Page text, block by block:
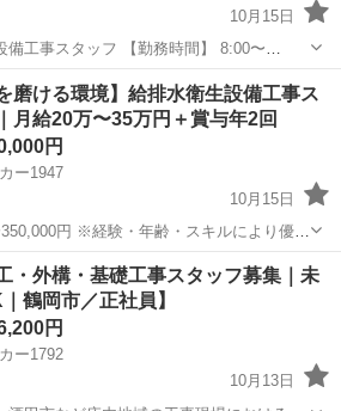
10月15日
フ 【勤務時間】 8:00〜
など、さまざまな建物の「給排水衛生設
未経験
磨ける環境】給排水衛生設備工事ス
月給20万〜35万円＋賞与年2回
円
ー1947
10月15日
350,000円 ※経験・年齢・スキルにより優遇
フィスビル、商業施設、福祉施設な...
未経験
・外構・基礎工事スタッフ募集｜未
鶴岡市／正社員】
円
ー1792
10月13日